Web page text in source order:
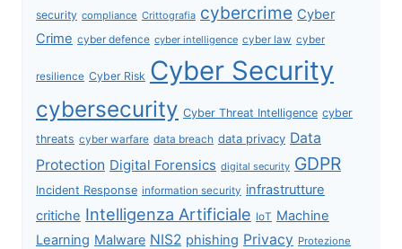
security compliance Crittografia cybercrime Cyber
Crime cyber defence cyber intelligence cyber law cyber
resilience Cyber Risk Cyber Security
cybersecurity Cyber Threat Intelligence cyber
threats cyber warfare data breach data privacy Data
Protection Digital Forensics digital security GDPR
Incident Response information security infrastrutture
critiche Intelligenza Artificiale IoT Machine
Learning Malware NIS2 phishing Privacy Protezione